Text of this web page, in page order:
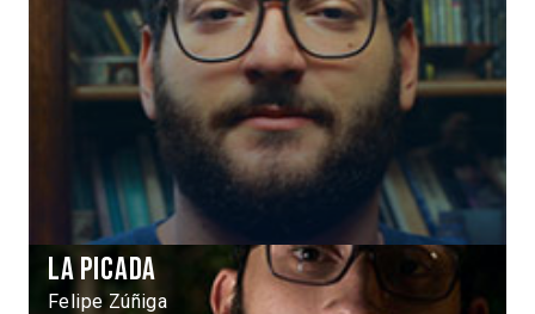
La picada
Felipe Zúñiga